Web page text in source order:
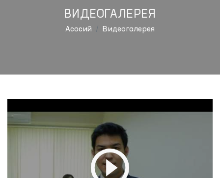
ВИДЕОГАЛЕРЕЯ
Aсосий Видеогалерея